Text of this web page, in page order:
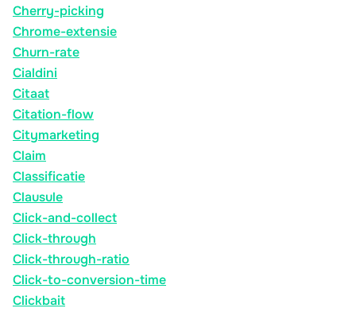
Cherry-picking
Chrome-extensie
Churn-rate
Cialdini
Citaat
Citation-flow
Citymarketing
Claim
Classificatie
Clausule
Click-and-collect
Click-through
Click-through-ratio
Click-to-conversion-time
Clickbait